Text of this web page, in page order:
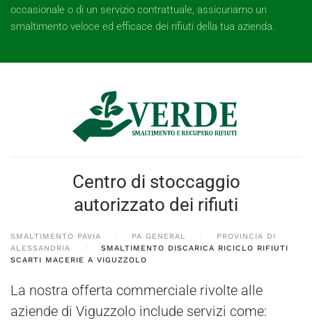
occasionale o di un servizio contrattuale, assicuriamo un
smaltimento veloce ed efficace dei rifiuti della tua azienda.
Centro di stoccaggio
autorizzato dei rifiuti
SMALTIMENTO PAVIA PA GENERAL
PROVINCIA DI
ALESSANDRIA
SMALTIMENTO DISCARICA RICICLO RIFIUTI
SCARTI MACERIE A VIGUZZOLO
La nostra offerta commerciale rivolte alle
aziende di Viguzzolo include servizi come: